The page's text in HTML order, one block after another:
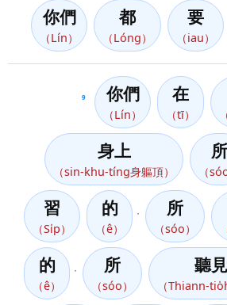
你們
（Lín）
都
（Lóng）
要
（iau）
9 你們
（Lín）
在
（tī）
身上
（sin-khu-tíng身軀頂）
所
（
習
（Si̍p）
的
（ê）
所
（sóo）
的
（ê）
所
（sóo）
聽見
（Thiann-